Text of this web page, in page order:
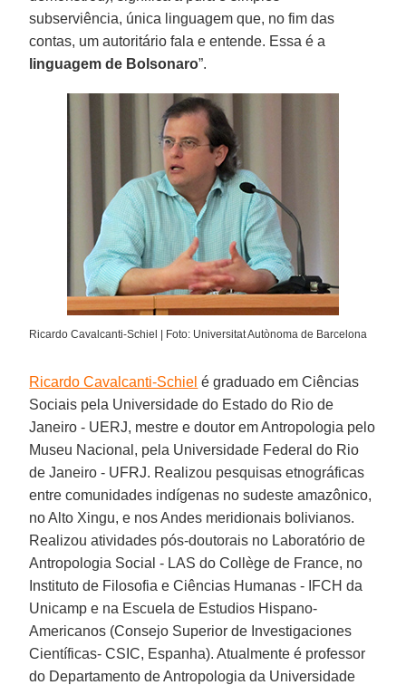
subserviência, única linguagem que, no fim das
contas, um autoritário fala e entende. Essa é a
linguagem de Bolsonaro”.
Ricardo Cavalcanti-Schiel | Foto: Universitat Autònoma de Barcelona
Ricardo Cavalcanti-Schiel é graduado em Ciências
Sociais pela Universidade do Estado do Rio de
Janeiro - UERJ, mestre e doutor em Antropologia pelo
Museu Nacional, pela Universidade Federal do Rio
de Janeiro - UFRJ. Realizou pesquisas etnográficas
entre comunidades indígenas no sudeste amazônico,
no Alto Xingu, e nos Andes meridionais bolivianos.
Realizou atividades pós-doutorais no Laboratório de
Antropologia Social - LAS do Collège de France, no
Instituto de Filosofia e Ciências Humanas - IFCH da
Unicamp e na Escuela de Estudios Hispano-
Americanos (Consejo Superior de Investigaciones
Científicas- CSIC, Espanha). Atualmente é professor
do Departamento de Antropologia da Universidade